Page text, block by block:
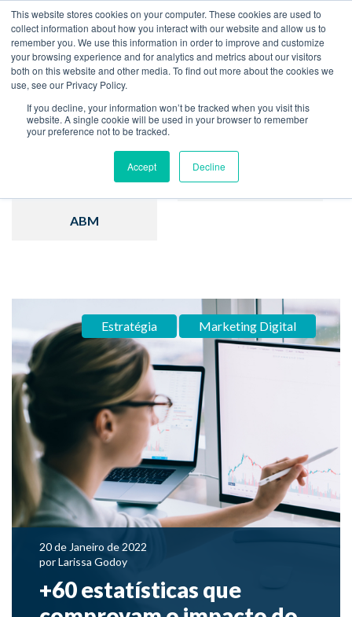
This website stores cookies on your computer. These cookies are used to
collect information about how you interact with our website and allow us to
remember you. We use this information in order to improve and customize
your browsing experience and for analytics and metrics about our visitors
both on this website and other media. To find out more about the cookies we
use, see our Privacy Policy.
If you decline, your information won’t be tracked when you visit this
website. A single cookie will be used in your browser to remember
your preference not to be tracked.
Accept Decline
Home Blog
Inbound Marketing
Estratégia Vendas
ABM
Estratégia Marketing Digital
20 de Janeiro de 2022
porLarissa Godoy
+60 estatísticas que